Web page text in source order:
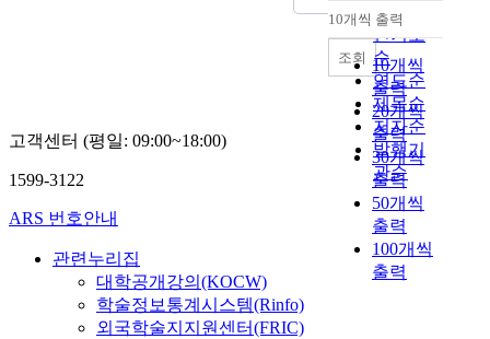
순
인기도
순
연도순
제목순
저자순
발행기
관순
내림차순
10개씩 출력
10개씩
출력
20개씩
출력
30개씩
출력
50개씩
출력
100개씩
출력
조회
고객센터 (평일: 09:00~18:00)
1599-3122
ARS 번호안내
관련누리집
대학공개강의(KOCW)
학술정보통계시스템(Rinfo)
외국학술지지원센터(FRIC)